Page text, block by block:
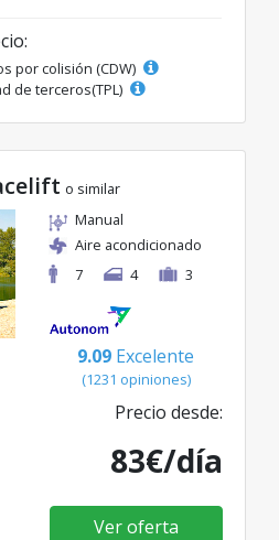
por colisión (CDW)
de terceros(TPL)
o similar
Manual
Aire acondicionado
7
4 3
9.09 Excelente
(1231 opiniones)
Precio desde:
83€/día
Ver oferta